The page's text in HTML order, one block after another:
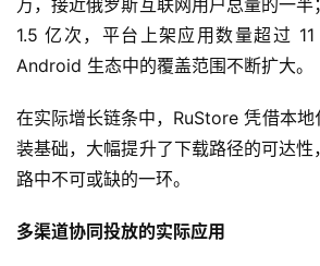
原
创
游
戏
业
界
1.5 亿次，平台上架应用数量超过
Android 生态中的覆盖范围不断扩大。
在实际增长链条中，RuStore 凭借本
装基础，大幅提升了下载路径的可达
路中不可或缺的一环。
多渠道协同投放的实际应用